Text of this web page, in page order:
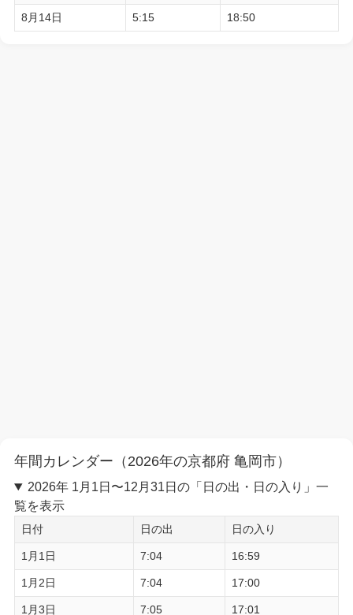
8月14日 5:15 18:50
年間カレンダー（2026年の京都府 亀岡市）
2026年 1月1日〜12月31日の「日の出・日の入り」一
覧を表示
日付 日の出 日の入り
1月1日 7:04 16:59
1月2日 7:04 17:00
1月3日 7:05 17:01